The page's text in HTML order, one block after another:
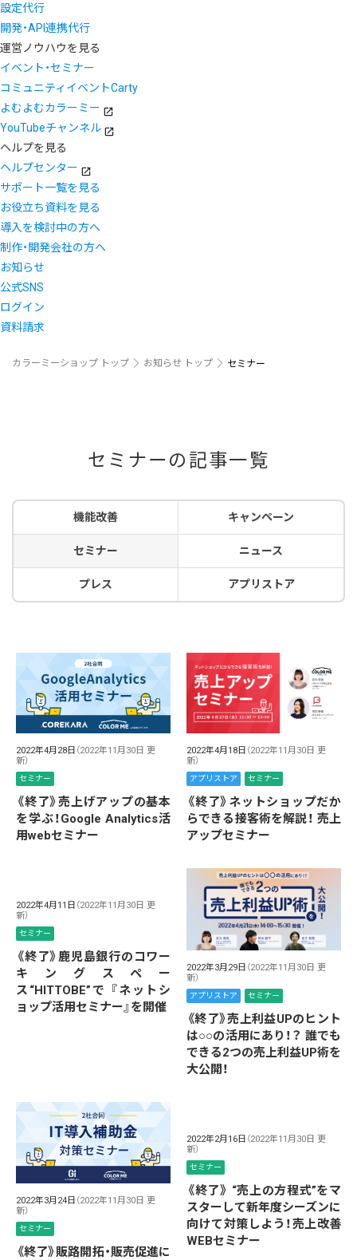
設定代行
開発・API連携代行
運営ノウハウを見る
イベント・セミナー
コミュニティイベントCarty
よむよむカラーミー
YouTubeチャンネル
ヘルプを見る
ヘルプセンター
サポート一覧を見る
お役立ち資料を見る
導入を検討中の方へ
制作・開発会社の方へ
お知らせ
公式SNS
ログイン
資料請求
カラーミーショップ トップ お知らせ トップ セミナー
セミナーの記事一覧
機能改善 キャンペーン
セミナー ニュース
プレス アプリストア
2022年4月28日 （2022年11月30日 更
新）
セミナー
《終了》売上げアップの基本
を学ぶ！Google Analytics活
用webセミナー
2022年4月18日 （2022年11月30日 更
新）
アプリストア セミナー
《終了》ネットショップだか
らできる接客術を解説！ 売上
アップセミナー
2022年4月11日 （2022年11月30日 更
新）
セミナー
《終了》鹿児島銀行のコワー
キングスペー
ス“HITTOBE”で 『ネットシ
ョップ活用セミナー』を開催
2022年3月29日 （2022年11月30日 更
新）
アプリストア セミナー
《終了》売上利益UPのヒント
は○○の活用にあり！？ 誰でも
できる2つの売上利益UP術を
大公開！
2022年3月24日 （2022年11月30日 更
新）
セミナー
《終了》販路開拓・販売促進に
2022年2月16日 （2022年11月30日 更
新）
セミナー
《終了》 “売上の方程式”をマ
スターして新年度シーズンに
向けて対策しよう！売上改善
WEBセミナー